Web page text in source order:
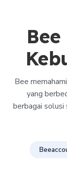
Bee
yang
berbagai solusi